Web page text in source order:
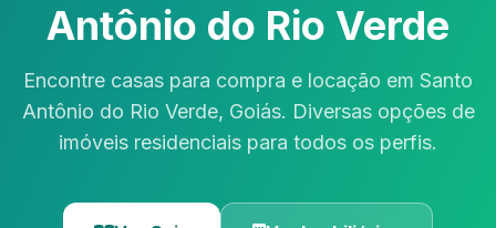
Antônio do Rio Verde
Encontre casas para compra e locação em Santo
Antônio do Rio Verde, Goiás. Diversas opções de
imóveis residenciais para todos os perfis.